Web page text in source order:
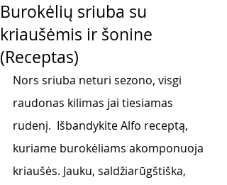
Burokėlių sriuba su
kriaušėmis ir šonine
(Receptas)
Nors sriuba neturi sezono, visgi
raudonas kilimas jai tiesiamas
rudenį.  Išbandykite Alfo receptą,
kuriame burokėliams akomponuoja
kriaušės. Jauku, saldžiarūgštiška,